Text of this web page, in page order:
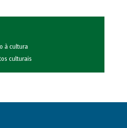
à cultura
culturais